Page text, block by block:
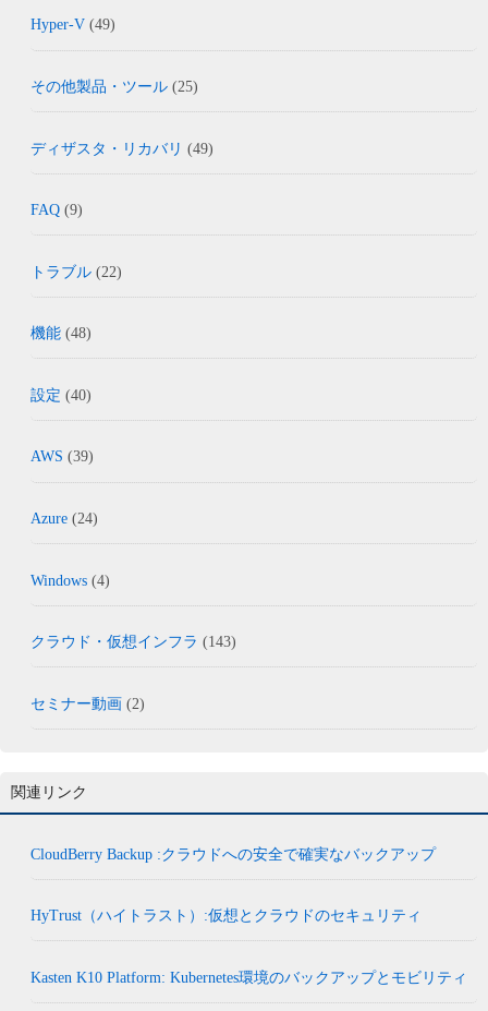
Hyper-V (49)
その他製品・ツール (25)
ディザスタ・リカバリ (49)
FAQ (9)
トラブル (22)
機能 (48)
設定 (40)
AWS (39)
Azure (24)
Windows (4)
クラウド・仮想インフラ (143)
セミナー動画 (2)
関連リンク
CloudBerry Backup :クラウドへの安全で確実なバックアップ
HyTrust（ハイトラスト）:仮想とクラウドのセキュリティ
Kasten K10 Platform: Kubernetes環境のバックアップとモビリティ